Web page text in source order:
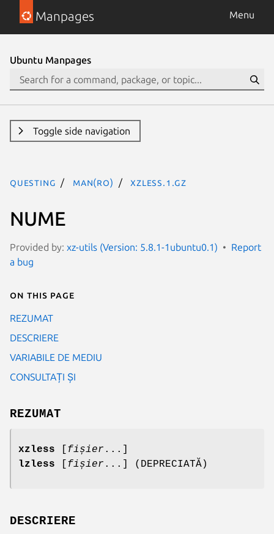
Manpages Menu
Ubuntu Manpages
Toggle side navigation
questing man(ro) xzless.1.gz
NUME
Provided by: xz-utils (Version: 5.8.1-1ubuntu0.1)
Report
a bug
On this page
REZUMAT
DESCRIERE
VARIABILE DE MEDIU
CONSULTAȚI ȘI
REZUMAT
xzless fișier ...]
lzless
fișier ...] (DEPRECIATĂ)
DESCRIERE